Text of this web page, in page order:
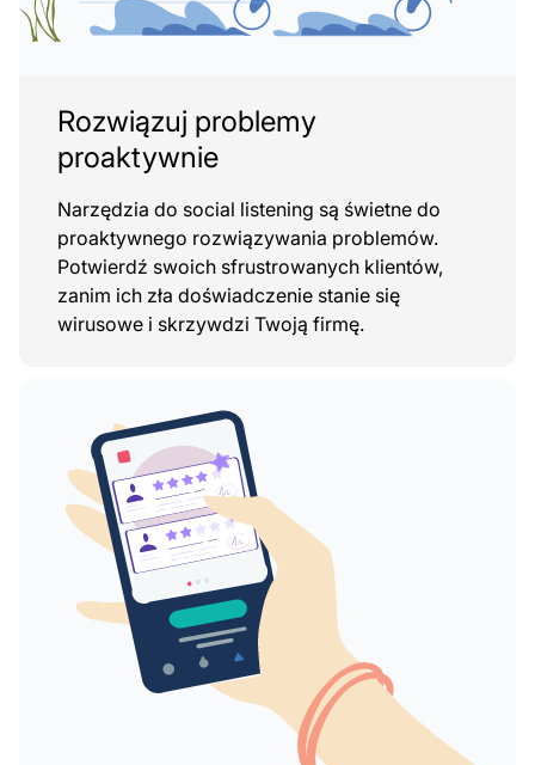
Rozwiązuj problemy
proaktywnie
Narzędzia do social listening są świetne do
proaktywnego rozwiązywania problemów.
Potwierdź swoich sfrustrowanych klientów,
zanim ich zła doświadczenie stanie się
wirusowe i skrzywdzi Twoją firmę.